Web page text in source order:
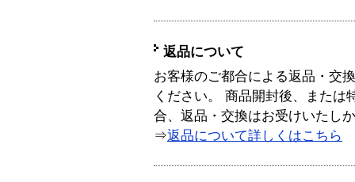
返品について
お客様のご都合による返品・交
ください。 商品開封後、または
合、返品・交換はお受けいたし
⇒返品について詳しくはこちら